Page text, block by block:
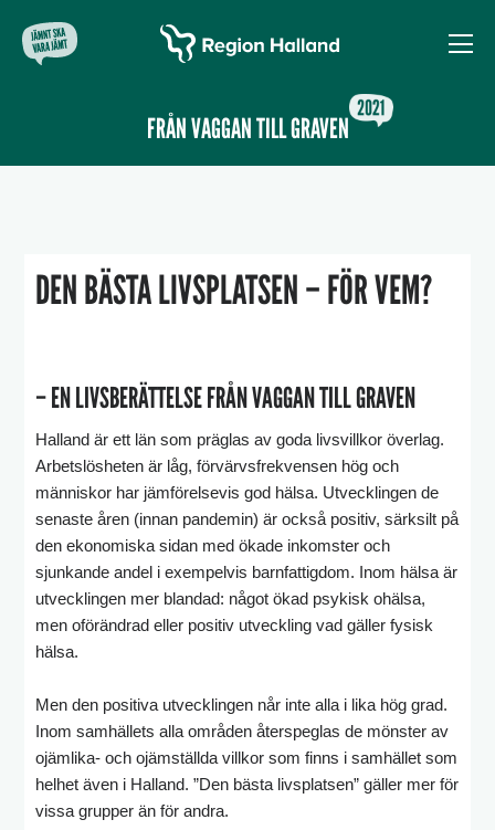
FRÅN VAGGAN TILL GRAVEN
DEN BÄSTA LIVSPLATSEN – FÖR VEM?
– EN LIVSBERÄTTELSE FRÅN VAGGAN TILL GRAVEN
Halland är ett län som präglas av goda livsvillkor överlag.
Arbetslösheten är låg, förvärvsfrekvensen hög och
människor har jämförelsevis god hälsa. Utvecklingen de
senaste åren (innan pandemin) är också positiv, särksilt på
den ekonomiska sidan med ökade inkomster och
sjunkande andel i exempelvis barnfattigdom. Inom hälsa är
utvecklingen mer blandad: något ökad psykisk ohälsa,
men oförändrad eller positiv utveckling vad gäller fysisk
hälsa.
Men den positiva utvecklingen når inte alla i lika hög grad.
Inom samhällets alla områden återspeglas de mönster av
ojämlika- och ojämställda villkor som finns i samhället som
helhet även i Halland. ”Den bästa livsplatsen” gäller mer för
vissa grupper än för andra.